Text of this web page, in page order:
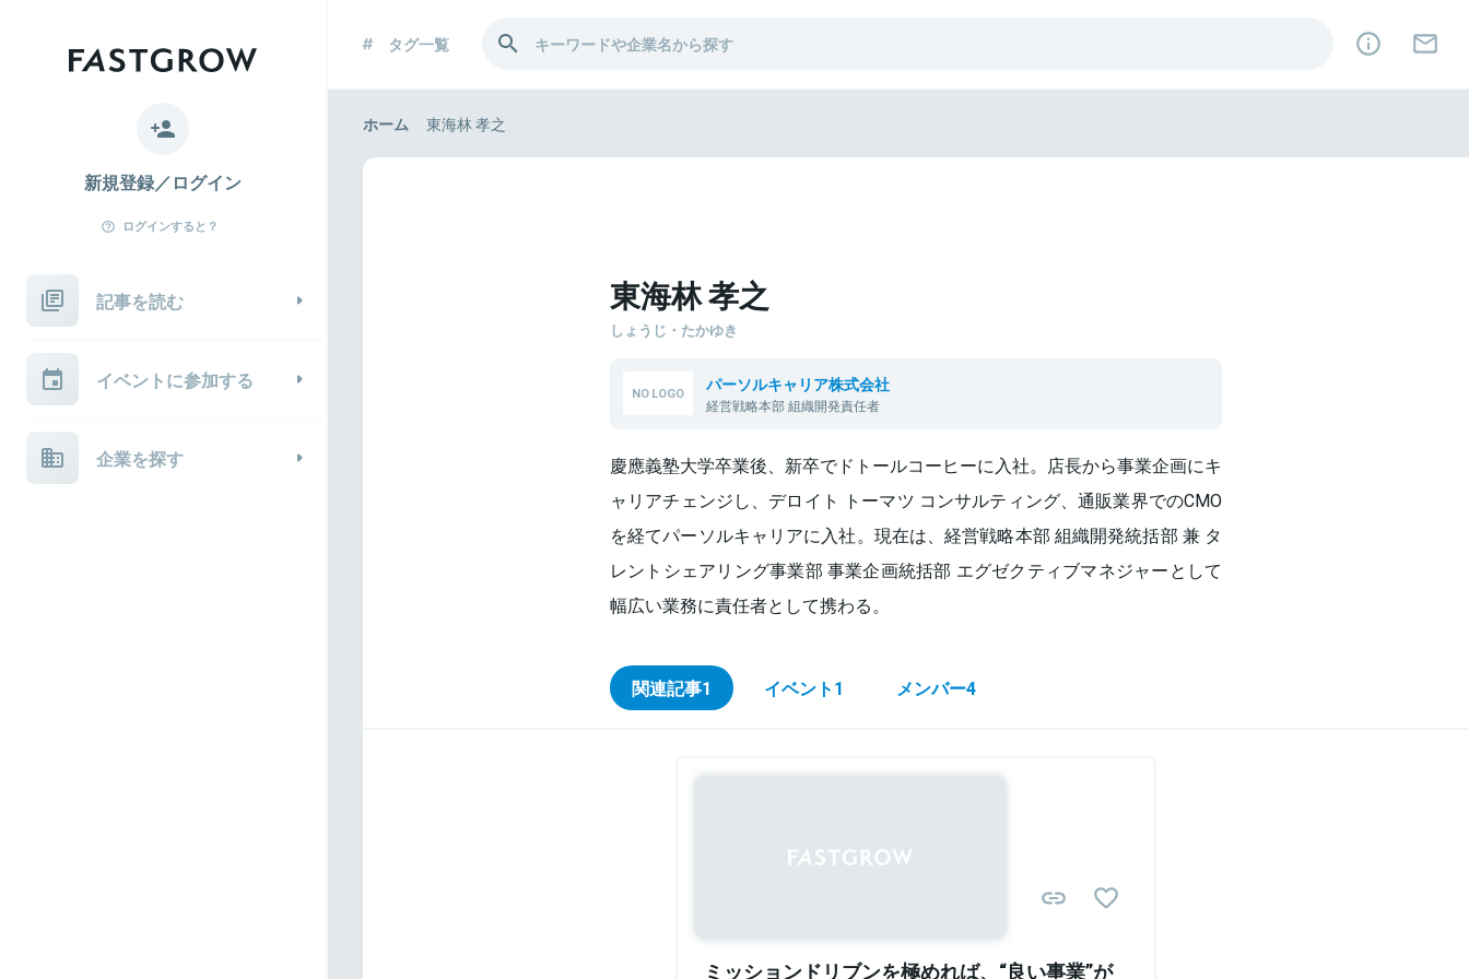
新規登録／ログイン
ログインすると？
記事を読む
イベントに参加する
企業を探す
タグ一覧
ホーム 東海林 孝之
東海林 孝之
しょうじ・たかゆき
パーソルキャリア株式会社
経営戦略本部 組織開発責任者
慶應義塾大学卒業後、新卒でドトールコーヒーに入社。店長から事業企画にキ
ャリアチェンジし、デロイト トーマツ コンサルティング、通販業界でのCMO
を経てパーソルキャリアに入社。現在は、経営戦略本部 組織開発統括部 兼 タ
レントシェアリング事業部 事業企画統括部 エグゼクティブマネジャーとして
幅広い業務に責任者として携わる。
関連記事1 イベント1 メンバー4
ミッションドリブンを極めれば、“良い事業”が